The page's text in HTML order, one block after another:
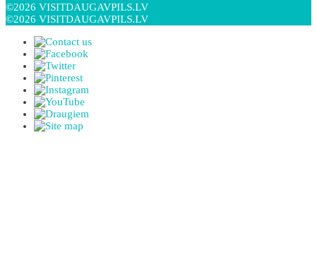
©2026 VISITDAUGAVPILS.LV
©2026 VISITDAUGAVPILS.LV